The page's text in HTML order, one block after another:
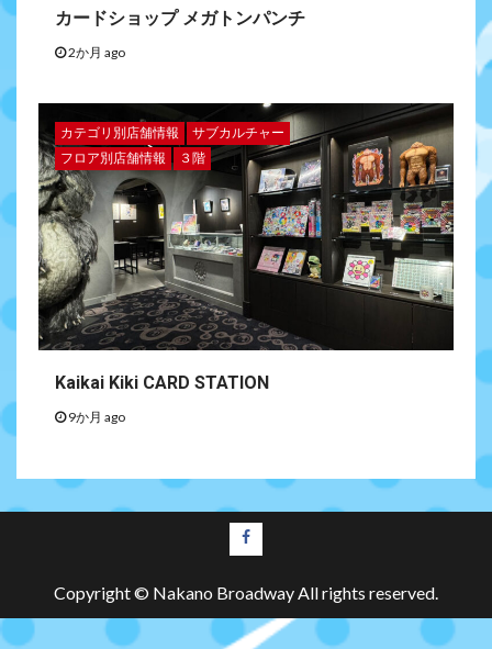
カードショップ メガトンパンチ
2か月 ago
カテゴリ別店舗情報
サブカルチャー
フロア別店舗情報
３階
Kaikai Kiki CARD STATION
9か月 ago
Copyright © Nakano Broadway All rights reserved.